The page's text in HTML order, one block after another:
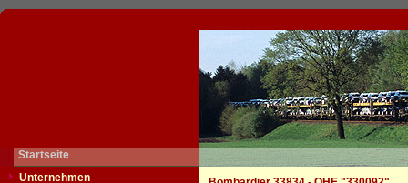
Startseite
Unternehmen